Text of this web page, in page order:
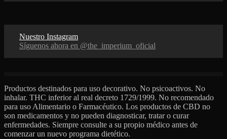
Nuestro Instagram
Síguenos ahora en @the_imperium_oficial
Productos destinados para uso decorativo. No psicoactivos. No
inhalar. THC inferior al real decreto 1729/1999. No recomendado
para uso Alimentario o Farmacéutico. Los productos de CBD no
son medicamentos y no pueden diagnosticar, tratar o curar
enfermedades. Siempre consulte a su propio médico antes de
comenzar un nuevo programa dietético.